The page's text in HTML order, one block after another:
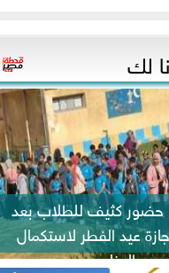
لك
حضور كثيف للطلاب بعد
عيد الفطر لاستكمال
المناهج